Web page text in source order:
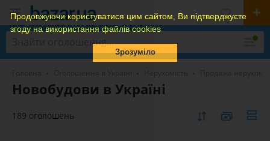
Продовжуючи користуватися цим сайтом, Ви підтверджуєте
згоду на використання файлів cookies
Зрозуміло
Новобудови в Україні
189 оголошень